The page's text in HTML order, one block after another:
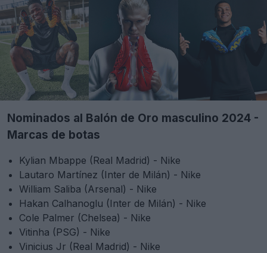
Nominados al Balón de Oro masculino 2024 -
Marcas de botas
Kylian Mbappe (Real Madrid) - Nike
Lautaro Martínez (Inter de Milán) - Nike
William Saliba (Arsenal) - Nike
Hakan Calhanoglu (Inter de Milán) - Nike
Cole Palmer (Chelsea) - Nike
Vitinha (PSG) - Nike
Vinicius Jr (Real Madrid) - Nike